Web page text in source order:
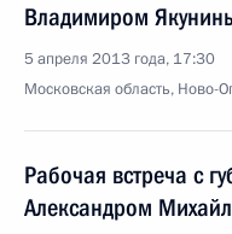
Владимиром
5 апреля 2013 года, 17:30
Московская область, Ново-
Рабочая встреча с
Александром